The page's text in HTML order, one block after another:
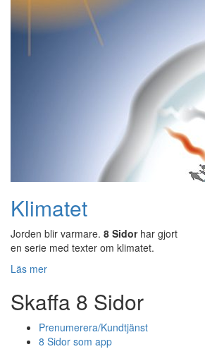
Klimatet
Jorden blir varmare. 8 Sidorhar gjort
en serie med texter om klimatet.
Läs mer
Skaffa 8 Sidor
Prenumerera/Kundtjänst
8 Sidor som app